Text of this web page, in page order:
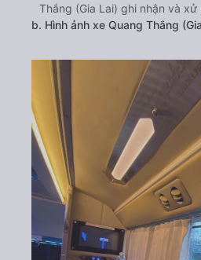
Thắng (Gia Lai) ghi nhận và
b. Hình ảnh xe Quang Thắng